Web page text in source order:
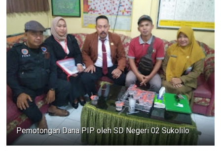
Pemotongan Dana PIP oleh SD Negeri 02 Sukolilo